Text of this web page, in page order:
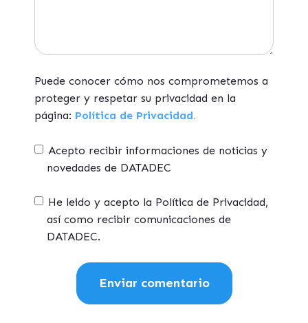
Puede conocer cómo nos comprometemos a
proteger y respetar su privacidad en la
página: Política de Privacidad.
Acepto recibir informaciones de noticias y
novedades de DATADEC
He leido y acepto la Política de Privacidad,
así como recibir comunicaciones de
DATADEC.